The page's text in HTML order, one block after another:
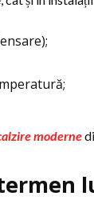
moderne